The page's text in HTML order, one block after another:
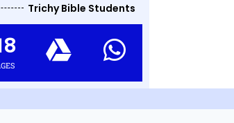
Trichy Bible Students